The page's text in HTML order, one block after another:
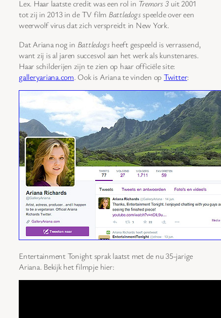
Lex. Haar laatste credit was een rol in Tremors 3 uit 2001
tot zij in 2013 in de TV film Battledogsspeelde over een
weerwolf virus dat zich verspreidt in New York.
Dat Ariana nog in Battledogs heeft gespeeld is verrassend,
want zij is al jaren succesvol aan het werk als kunstenares.
Haar schilderijen zijn te zien op haar officiële site:
galleryariana.com. Ook is Ariana te vinden op Twitter:
Entertainment Tonight sprak laatst met de nu 35-jarige
Ariana. Bekijk het filmpje hier: